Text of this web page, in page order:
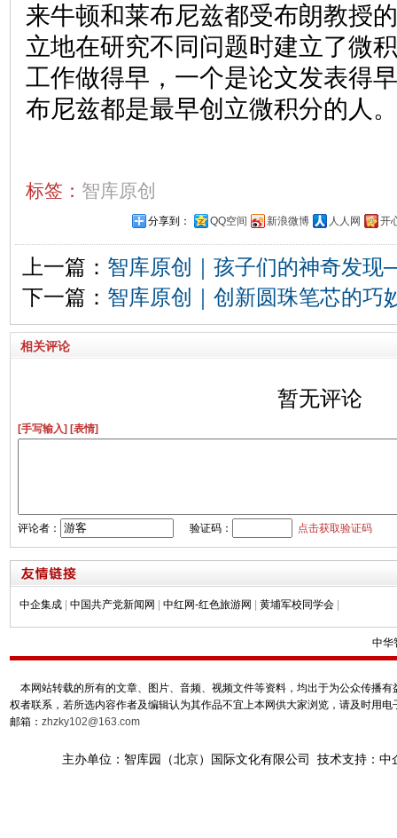
来牛顿和莱布尼兹都受布朗教授
立地在研究不同问题时建立了微
工作做得早，一个是论文发表得
布尼兹都是最早创立微积分的人。
标签： 智库原创
分享到： QQ空间 新浪微博 人人网 开
上一篇： 智库原创｜孩子们的神奇发现
下一篇： 智库原创｜创新圆珠笔芯的巧
相关评论
暂无评论
[手写输入] [表情]
评论者： 验证码： 点击获取验证码
中企集成 | 中国共产党新闻网 | 中红网-红色旅游网 | 黄埔军校同学会 |
中华
本网站转载的所有的文章、图片、音频、视频文件等资料，均出于为公众传播
权者联系，若所选内容作者及编辑认为其作品不宜上本网供大家浏览，请及时用
邮箱： zhzky102@163.com
主办单位：智库园（北京）国际文化有限公司 技术支持：